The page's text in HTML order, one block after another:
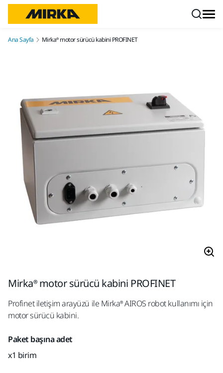
Ana Sayfa Mirka® motor sürücü kabini PROFINET
Mirka® motor sürücü kabini PROFINET
Profinet iletişim arayüzü ile Mirka® AIROS robot kullanımı için
motor sürücü kabini.
Paket başına adet
x1 birim